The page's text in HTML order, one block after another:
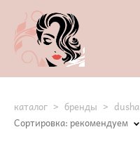
каталог > бренды > dusha
Сортировка:рекомендуем